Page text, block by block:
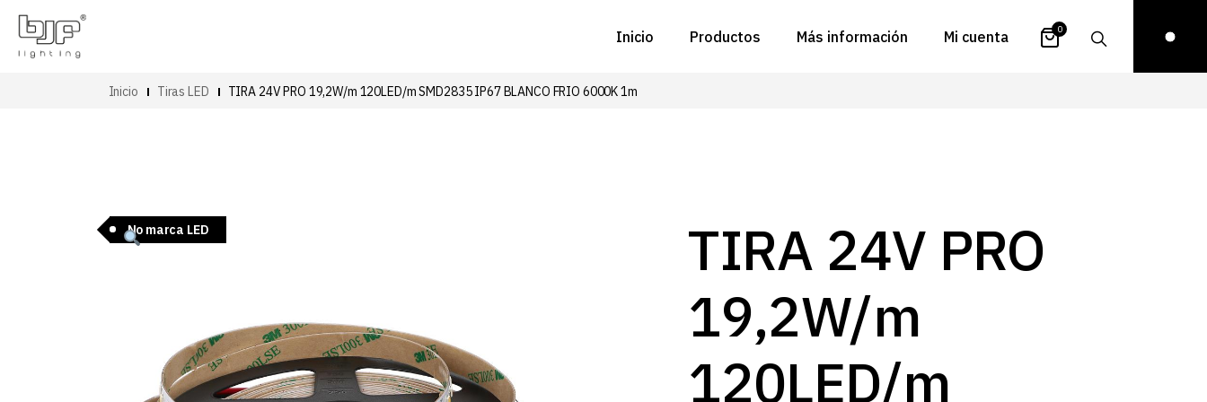
Inicio Productos Más información
FAQs
Proyectos
Zona de inspiración
Blog
Mi cuenta
contraseña
0
Inicio Tiras LED TIRA 24V PRO 19,2W/m 120LED/m SMD2835 IP67 BLANCO FRIO 6000K 1m
No marca LED
TIRA 24V PRO
19,2W/m
120LED/m